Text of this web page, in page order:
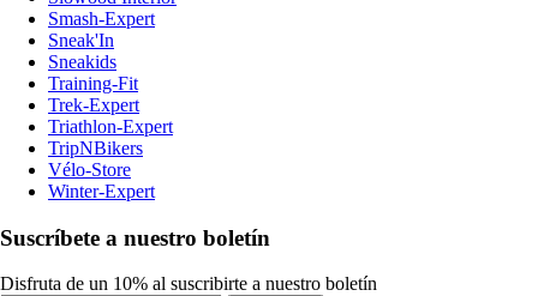
Smash-Expert
Sneak'In
Sneakids
Training-Fit
Trek-Expert
Triathlon-Expert
TripNBikers
Vélo-Store
Winter-Expert
Suscríbete a nuestro boletín
Disfruta de un 10% al suscribirte a nuestro boletín